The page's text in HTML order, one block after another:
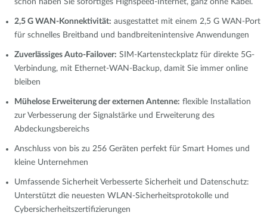
schon haben Sie sofortiges Highspeed-Internet, ganz ohne Kabel.
2,5 G WAN-Konnektivität: ausgestattet mit einem 2,5 G WAN-Port
für schnelles Breitband und bandbreitenintensive Anwendungen
Zuverlässiges Auto-Failover: SIM-Kartensteckplatz für direkte 5G-
Verbindung, mit Ethernet-WAN-Backup, damit Sie immer online
bleiben
Mühelose Erweiterung der externen Antenne: flexible Installation
zur Verbesserung der Signalstärke und Erweiterung des
Abdeckungsbereichs
Anschluss von bis zu 256 Geräten perfekt für Smart Homes und
kleine Unternehmen
Umfassende Sicherheit Verbesserte Sicherheit und Datenschutz:
Unterstützt die neuesten WLAN-Sicherheitsprotokolle und
Cybersicherheitszertifizierungen